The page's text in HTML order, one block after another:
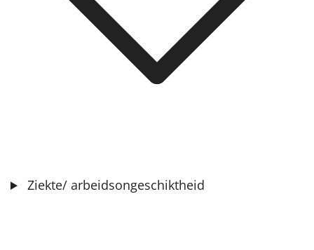
Ziekte/ arbeidsongeschiktheid